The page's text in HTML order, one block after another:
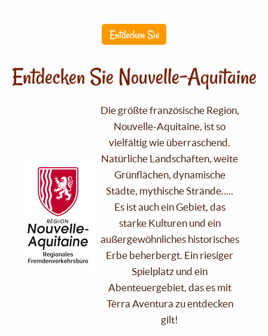
Entdecken Sie
Entdecken Sie Nouvelle-Aquitaine
Die größte französische Region,
Nouvelle-Aquitaine, ist so
vielfältig wie überraschend.
Natürliche Landschaften, weite
Grünflächen, dynamische
Städte, mythische Strände.....
Es ist auch ein Gebiet, das
starke Kulturen und ein
außergewöhnliches historisches
Erbe beherbergt. Ein riesiger
Spielplatz und ein
Abenteuergebiet, das es mit
Tèrra Aventura zu entdecken
gilt!